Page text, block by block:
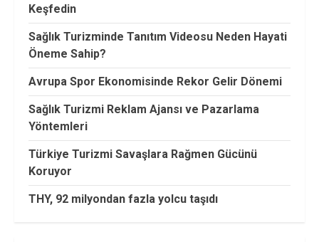
Keşfedin
Sağlık Turizminde Tanıtım Videosu Neden Hayati
Öneme Sahip?
Avrupa Spor Ekonomisinde Rekor Gelir Dönemi
Sağlık Turizmi Reklam Ajansı ve Pazarlama
Yöntemleri
Türkiye Turizmi Savaşlara Rağmen Gücünü
Koruyor
THY, 92 milyondan fazla yolcu taşıdı